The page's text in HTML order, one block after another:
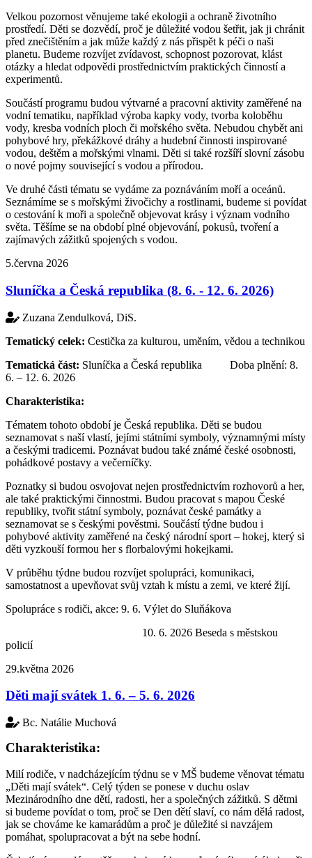
Velkou pozornost věnujeme také ekologii a ochraně životního
prostředí. Děti se dozvědí, proč je důležité vodou šetřit, jak ji chránit
před znečištěním a jak může každý z nás přispět k péči o naši
planetu. Budeme rozvíjet zvídavost, schopnost pozorovat, klást
otázky a hledat odpovědi prostřednictvím praktických činností a
experimentů.
Součástí programu budou výtvarné a pracovní aktivity zaměřené na
vodní tematiku, například výroba kapky vody, tvorba koloběhu
vody, kresba vodních ploch či mořského světa. Nebudou chybět ani
pohybové hry, překážkové dráhy a hudební činnosti inspirované
vodou, deštěm a mořskými vlnami. Děti si také rozšíří slovní zásobu
o nové pojmy související s vodou a přírodou.
Ve druhé části tématu se vydáme za poznáváním moří a oceánů.
Seznámíme se s mořskými živočichy a rostlinami, budeme si povídat
o cestování k moři a společně objevovat krásy i význam vodního
světa. Těšíme se na období plné objevování, pokusů, tvoření a
zajímavých zážitků spojených s vodou.
5.června 2026
Sluníčka a Česká republika (8. 6. - 12. 6. 2026)
Zuzana Zendulková, DiS.
Tematický celek: Cestička za kulturou, uměním, vědou a technikou
Tematická část: Sluníčka a Česká republika Doba plnění: 8.
6. – 12. 6. 2026
Charakteristika:
Tématem tohoto období je Česká republika. Děti se budou
seznamovat s naší vlastí, jejími státními symboly, významnými místy
a českými tradicemi. Poznávat budou také známé české osobnosti,
pohádkové postavy a večerníčky.
Poznatky si budou osvojovat nejen prostřednictvím rozhovorů a her,
ale také praktickými činnostmi. Budou pracovat s mapou České
republiky, tvořit státní symboly, poznávat české památky a
seznamovat se s českými pověstmi. Součástí týdne budou i
pohybové aktivity zaměřené na český národní sport – hokej, který si
děti vyzkouší formou her s florbalovými hokejkami.
V průběhu týdne budou rozvíjet spolupráci, komunikaci,
samostatnost a upevňovat svůj vztah k místu a zemi, ve které žijí.
Spolupráce s rodiči, akce: 9. 6. Výlet do Sluňákova
10. 6. 2026 Beseda s městskou
policií
29.května 2026
Děti mají svátek 1. 6. – 5. 6. 2026
Bc. Natálie Muchová
Charakteristika:
Milí rodiče, v nadcházejícím týdnu se v MŠ budeme věnovat tématu
„Děti mají svátek“. Celý týden se ponese v duchu oslav
Mezinárodního dne dětí, radosti, her a společných zážitků. S dětmi
si budeme povídat o tom, proč se Den dětí slaví, co nám dělá radost,
jak se chováme ke kamarádům a proč je důležité si navzájem
pomáhat, spolupracovat a být na sebe hodní.